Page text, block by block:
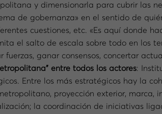
y dimensionarla para cubrir las
de gobernanza» en el sentido de
cuestiones, etc. «Es aquí donde
el salto de escala sobre todo en los
ganar consensos, concertar
entre todos los actores:
Entre los más estratégicos hay la
proyección exterior, marca,
la coordinación de iniciativas